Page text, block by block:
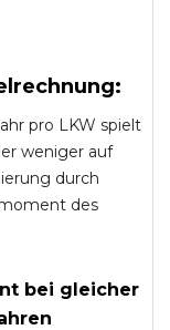
pro LKW spielt
weniger auf
durch
des
bei gleicher